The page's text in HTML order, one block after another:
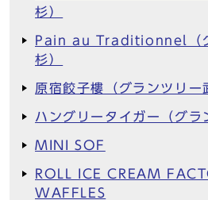
杉）
Pain au Traditionnel（
杉）
原宿餃子樓（グランツリー
ハングリータイガー（グラ
MINI SOF
ROLL ICE CREAM
WAFFLES